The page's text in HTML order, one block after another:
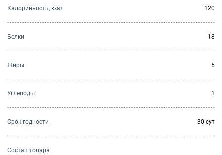
Калорийность, ккал 120
Белки 18
Жиры 5
Углеводы 1
Cрок годности 30 сут
Состав товара